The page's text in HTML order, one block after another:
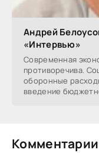
Андрей
«Интервью»
Современная
противоречива.
оборонные
введение
Комментарии